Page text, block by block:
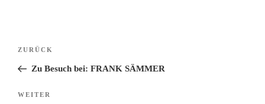
Beitragsnavigation
Vorheriger
Beitrag
ZURÜCK
Zu Besuch bei: FRANK SÄMMER
Nächster
WEITER